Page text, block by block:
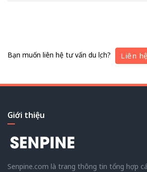
Bạn muốn liên hệ tư vấn du lịch? Liên
Giới thiệu
Senpine.com là trang thông tin tổng hợp